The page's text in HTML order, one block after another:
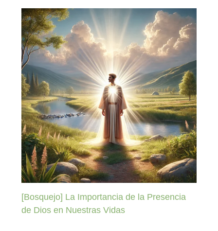
[Bosquejo] La Importancia de la Presencia
de Dios en Nuestras Vidas